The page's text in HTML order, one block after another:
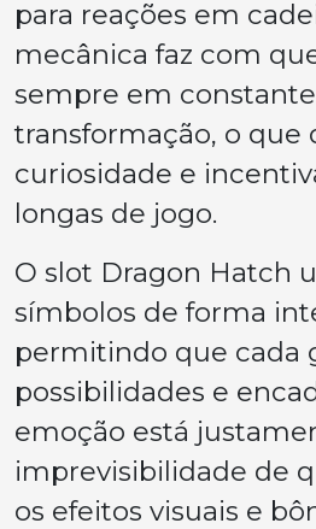
para reações em
mecânica faz com
sempre em
transformação, o que
curiosidade e
longas de jogo.
O slot Dragon Hatch
símbolos de forma
permitindo que cada
possibilidades e
emoção está
imprevisibilidade de
os efeitos visuais e